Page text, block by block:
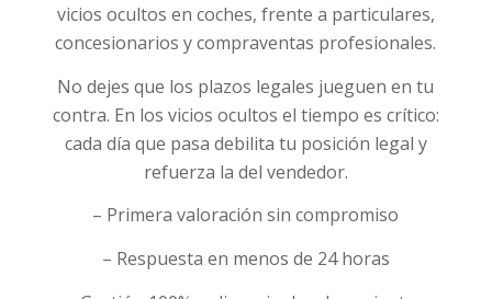
vicios ocultos en coches, frente a particulares,
concesionarios y compraventas profesionales.
No dejes que los plazos legales jueguen en tu
contra. En los vicios ocultos el tiempo es crítico:
cada día que pasa debilita tu posición legal y
refuerza la del vendedor.
– Primera valoración sin compromiso
– Respuesta en menos de 24 horas